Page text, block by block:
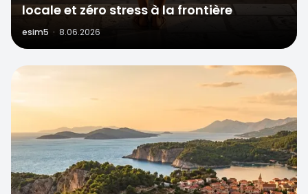
locale et zéro stress à la frontière
esim5 · 8.06.2026